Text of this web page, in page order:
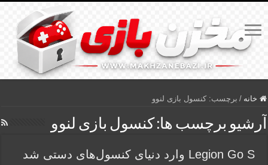
خانه / برچسب:کنسول بازی لنوو
آرشیو برچسب ها: کنسول بازی لنوو
Legion Go S وارد دنیای کنسول‌های دستی شد